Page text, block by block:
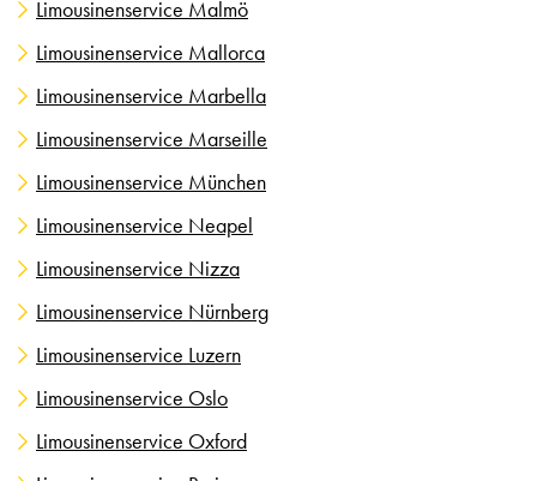
Limousinenservice Malmö
Limousinenservice Mallorca
Limousinenservice Marbella
Limousinenservice Marseille
Limousinenservice München
Limousinenservice Neapel
Limousinenservice Nizza
Limousinenservice Nürnberg
Limousinenservice Luzern
Limousinenservice Oslo
Limousinenservice Oxford